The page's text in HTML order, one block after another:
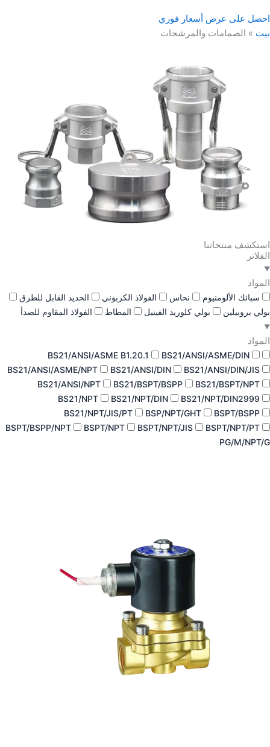
احصل على عرض أسعار فوري
بيت » الصمامات والمرشحات
استكشف منتجاتنا
الفلاتر
المواد
سبائك الألومنيوم نحاس الفولاذ الكربوني
الحديد القابل للطرق
بولي بروبيلين
بولي كلوريد الفينيل المطاط الفولاذ المقاوم للصدأ
المواد
BS21/ANSI/ASME B1.20.1
BS21/ANSI/ASME/DIN
BS21/ANSI/ASME/NPT
BS21/ANSI/DIN
BS21/ANSI/DIN/JIS
BS21/ANSI/NPT
BS21/BSPT/BSPP
BS21/BSPT/NPT
BS21/NPT
BS21/NPT/DIN
BS21/NPT/DIN2999
BS21/NPT/JIS/PT
BSP/NPT/GHT
BSPT/BSPP
BSPT/BSPP/NPT
BSPT/NPT BSPT/NPT/JIS
BSPT/NPT/PT
PG/M/NPT/G